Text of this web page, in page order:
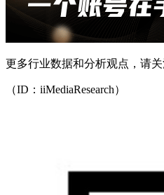
更多行业数据和分析观点，请
（ID：iiMediaResearch）